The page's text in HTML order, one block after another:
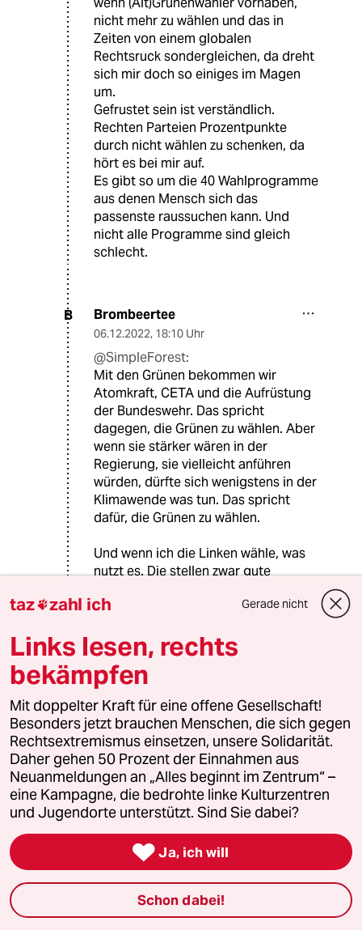
nicht mehr zu wählen und das in
Zeiten von einem globalen
Rechtsruck sondergleichen, da dreht
sich mir doch so einiges im Magen
um.
Gefrustet sein ist verständlich.
Rechten Parteien Prozentpunkte
durch nicht wählen zu schenken, da
hört es bei mir auf.
Es gibt so um die 40 Wahlprogramme
aus denen Mensch sich das
passenste raussuchen kann. Und
nicht alle Programme sind gleich
schlecht.
B Brombeertee
06.12.2022, 18:10 Uhr
@SimpleForest:
Mit den Grünen bekommen wir
Atomkraft, CETA und die Aufrüstung
der Bundeswehr. Das spricht
dagegen, die Grünen zu wählen. Aber
wenn sie stärker wären in der
Regierung, sie vielleicht anführen
würden, dürfte sich wenigstens in der
Klimawende was tun. Das spricht
dafür, die Grünen zu wählen.
Und wenn ich die Linken wähle, was
nutzt es. Die stellen zwar gute
die Regierung und halten oft gute
Regierungsfraktionen, ggf. zusammen
mit der CDU-CSU, ziehen ihre Sache
durch.
Herry Kane
02.12.2022,11:09 Uhr
Ich habe damals dagegen demonstriet.
Zeitenwende?
Rudi Hamm
02.12.2022,10:31 Uhr
Gibt es die "Grünen" überhaupt noch?
taz zahl ich Gerade nicht
Links lesen, rechts
bekämpfen
Mit doppelter Kraft für eine offene Gesellschaft!
Besonders jetzt brauchen Menschen, die sich gegen
Rechtsextremismus einsetzen, unsere Solidarität.
Daher gehen 50 Prozent der Einnahmen aus
Neuanmeldungen an „Alles beginnt im Zentrum“ –
eine Kampagne, die bedrohte linke Kulturzentren
und Jugendorte unterstützt. Sind Sie dabei?
 Ja, ich will
Schon dabei!